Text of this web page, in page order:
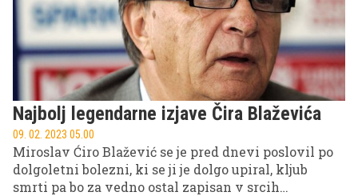
Najbolj legendarne izjave Čira Blaževića
09. 02. 2023 05.00
Miroslav Ćiro Blažević se je pred dnevi poslovil po
dolgoletni bolezni, ki se ji je dolgo upiral, kljub
smrti pa bo za vedno ostal zapisan v srcih